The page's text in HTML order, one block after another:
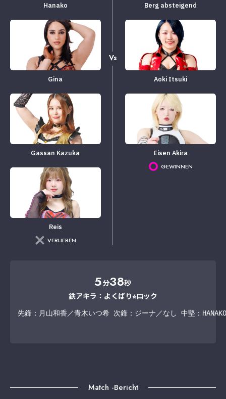
Hanako
Gina
Gassan Kazuka
Reis
VERLIEREN
Vs
Berg absteigend
Aoki Itsuki
Eisen Akira
GEWINNEN
5分38秒
鉄アキラ：よくばり⭐︎ロック
先鋒：月山和香／青木いつ希 次鋒：ジーナ／なし 中堅：
Match -Bericht